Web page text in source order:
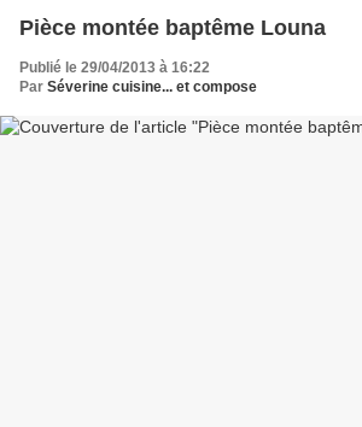
Pièce montée baptême Louna
Publié le 29/04/2013 à 16:22
Par Séverine cuisine... et compose